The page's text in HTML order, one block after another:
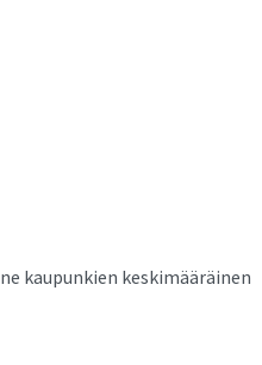
kaupunkien keskimääräinen